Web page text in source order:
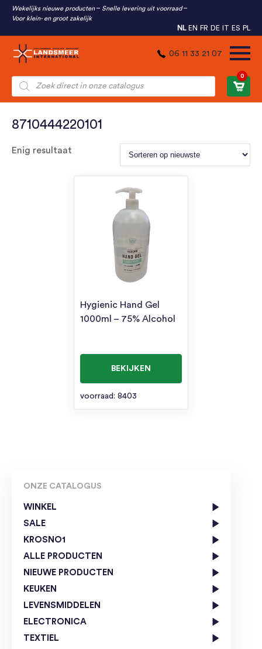
Wekelijks nieuwe producten
Snelle levering uit voorraad
Voor klein- en groot zakelijk
NL EN FR DE IT ES PL
06 11 33 21 07
Producten
zoeken
0
ONZE CATALOGUS
WINKEL
SALE
KROSNO1
ALLE PRODUCTEN
NIEUWE PRODUCTEN
KEUKEN
LEVENSMIDDELEN
ELECTRONICA
TEXTIEL
8710444220101
Enig resultaat
Hygienic Hand Gel
1000ml – 75% Alcohol
BEKIJKEN
voorraad: 8403